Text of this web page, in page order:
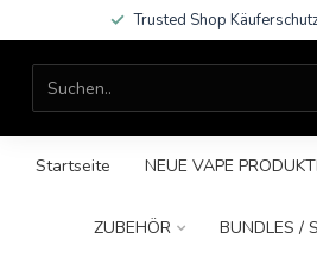
Trusted Shop
Startseite NEUE VAPE
ZUBEHÖR BUNDLES /